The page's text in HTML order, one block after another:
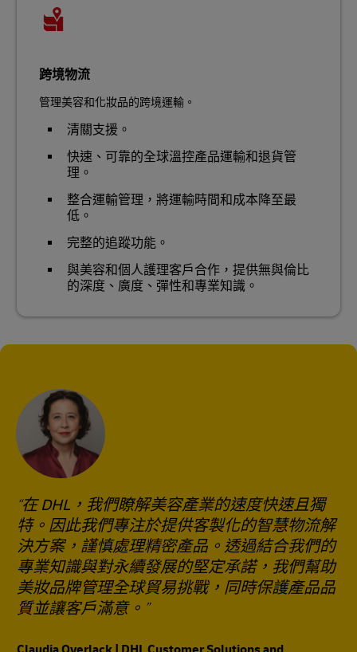
跨境物流
管理美容和化妝品的跨境運輸。
清關支援。
快速、可靠的全球溫控產品運輸和退貨管
理。
整合運輸管理，將運輸時間和成本降至最
低。
完整的追蹤功能。
與美容和個人護理客戶合作，提供無與倫比
的深度、廣度、彈性和專業知識。
在 DHL，我們瞭解美容產業的速度快速且獨
特。因此我們專注於提供客製化的智慧物流解
決方案，謹慎處理精密產品。透過結合我們的
專業知識與對永續發展的堅定承諾，我們幫助
美妝品牌管理全球貿易挑戰，同時保護產品品
質並讓客戶滿意。